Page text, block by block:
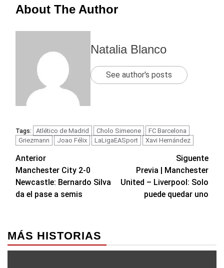
About The Author
Natalia Blanco
See author's posts
Tags: Atlético de Madrid Cholo Simeone
FC Barcelona
Griezmann
Joao Félix LaLigaEASport Xavi Hernández
Navegación
de
entradas
Anterior
Manchester City 2-0
Newcastle: Bernardo Silva
da el pase a semis
Siguente
Previa | Manchester
United – Liverpool: Solo
puede quedar uno
MÁS HISTORIAS